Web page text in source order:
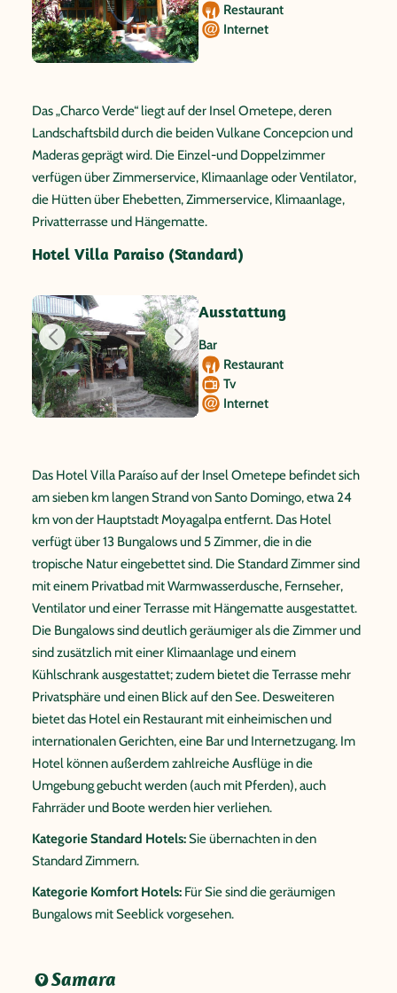
Restaurant
Internet
Das „Charco Verde“ liegt auf der Insel Ometepe, deren
Landschaftsbild durch die beiden Vulkane Concepcion und
Maderas geprägt wird. Die Einzel-und Doppelzimmer
verfügen über Zimmerservice, Klimaanlage oder Ventilator,
die Hütten über Ehebetten, Zimmerservice, Klimaanlage,
Privatterrasse und Hängematte.
Hotel Villa Paraiso (Standard)
Ausstattung
Bar
Restaurant
Tv
Internet
Das Hotel Villa Paraíso auf der Insel Ometepe befindet sich
am sieben km langen Strand von Santo Domingo, etwa 24
km von der Hauptstadt Moyagalpa entfernt. Das Hotel
verfügt über 13 Bungalows und 5 Zimmer, die in die
tropische Natur eingebettet sind. Die Standard Zimmer sind
mit einem Privatbad mit Warmwasserdusche, Fernseher,
Ventilator und einer Terrasse mit Hängematte ausgestattet.
Die Bungalows sind deutlich geräumiger als die Zimmer und
sind zusätzlich mit einer Klimaanlage und einem
Kühlschrank ausgestattet; zudem bietet die Terrasse mehr
Privatsphäre und einen Blick auf den See. Desweiteren
bietet das Hotel ein Restaurant mit einheimischen und
internationalen Gerichten, eine Bar und Internetzugang. Im
Hotel können außerdem zahlreiche Ausflüge in die
Umgebung gebucht werden (auch mit Pferden), auch
Fahrräder und Boote werden hier verliehen.
Kategorie Standard Hotels:Sie übernachten in den
Standard Zimmern.
Kategorie Komfort Hotels: Für Sie sind die geräumigen
Bungalows mit Seeblick vorgesehen.
Samara